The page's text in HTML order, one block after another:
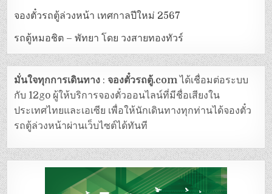
จองตั๋วรถตู้ล่วงหน้า เทศกาลปีใหม่ 2567
รถตู้หมอชิต – พัทยา โดย วงสายทองทัวร์
มั่นใจทุกการเดินทาง :จองตั๋วรถตู้.comได้เชื่อมต่อระบบ
กับ 12go ผู้ให้บริการจองตั๋วออนไลน์ที่มีชื่อเสียงใน
ประเทศไทยและเอเซีย เพื่อให้นักเดินทางทุกท่านได้จองตั๋ว
รถตู้ล่วงหน้าผ่านเว็บไซต์ได้ทันที